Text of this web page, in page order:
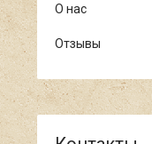
О нас
Отзывы